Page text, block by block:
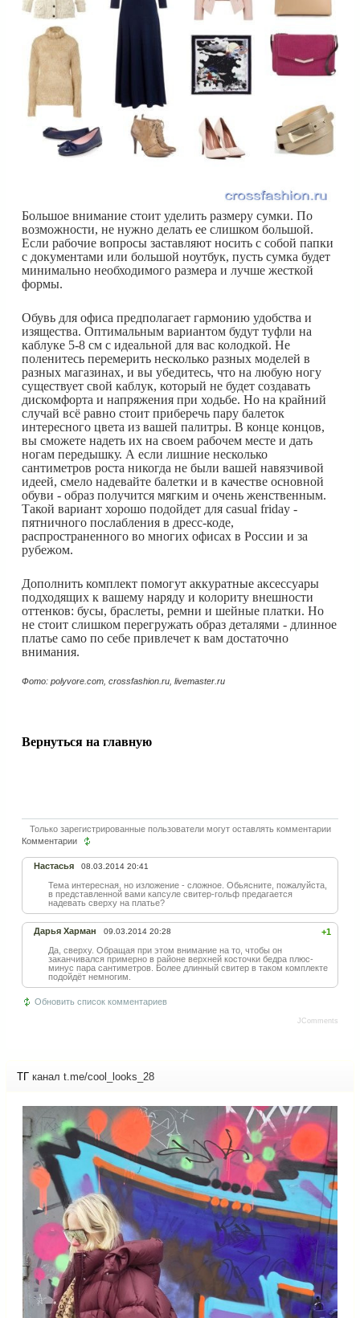
Большое внимание стоит уделить размеру сумки. По
возможности, не нужно делать ее слишком большой.
Если рабочие вопросы заставляют носить с собой папки
с документами или большой ноутбук, пусть сумка будет
минимально необходимого размера и лучше жесткой
формы.
Обувь для офиса предполагает гармонию удобства и
изящества. Оптимальным вариантом будут туфли на
каблуке 5-8 см с идеальной для вас колодкой. Не
поленитесь перемерить несколько разных моделей в
разных магазинах, и вы убедитесь, что на любую ногу
существует свой каблук, который не будет создавать
дискомфорта и напряжения при ходьбе. Но на крайний
случай всё равно стоит приберечь пару балеток
интересного цвета из вашей палитры. В конце концов,
вы сможете надеть их на своем рабочем месте и дать
ногам передышку. А если лишние несколько
сантиметров роста никогда не были вашей навязчивой
идеей, смело надевайте балетки и в качестве основной
обуви - образ получится мягким и очень женственным.
Такой вариант хорошо подойдет для casual friday -
пятничного послабления в дресс-коде,
распространенного во многих офисах в России и за
рубежом.
Дополнить комплект помогут аккуратные аксессуары
подходящих к вашему наряду и колориту внешности
оттенков: бусы, браслеты, ремни и шейные платки. Но
не стоит слишком перегружать образ деталями - длинное
платье само по себе привлечет к вам достаточно
внимания.
Фото: polyvore.com, crossfashion.ru, livemaster.ru
Вернуться на главную
Только зарегистрированные пользователи могут оставлять комментарии
Комментарии
Настасья 08.03.2014 20:41
Тема интересная, но изложение - сложное. Обьясните, пожалуйста,
в представленной вами капсуле свитер-гольф предагается
надевать сверху на платье?
+1
Дарья Харман 09.03.2014 20:28
Да, сверху. Обращая при этом внимание на то, чтобы он
заканчивался примерно в районе верхней косточки бедра плюс-
минус пара сантиметров. Более длинный свитер в таком комплекте
подойдёт немногим.
Обновить список комментариев
JComments
ТГ канал t.me/cool_looks_28